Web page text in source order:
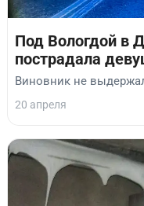
Под Вологдой в
пострадала
Виновник не
20 апреля